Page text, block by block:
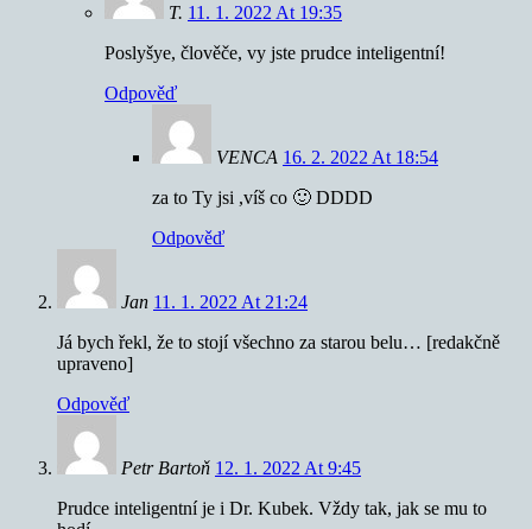
T. 11. 1. 2022 At 19:35
Poslyšye, člověče, vy jste prudce inteligentní!
Odpověď
VENCA 16. 2. 2022 At 18:54
za to Ty jsi ,víš co 🙂 DDDD
Odpověď
Jan 11. 1. 2022 At 21:24
Já bych řekl, že to stojí všechno za starou belu… [redakčně
upraveno]
Odpověď
Petr Bartoň 12. 1. 2022 At 9:45
Prudce inteligentní je i Dr. Kubek. Vždy tak, jak se mu to